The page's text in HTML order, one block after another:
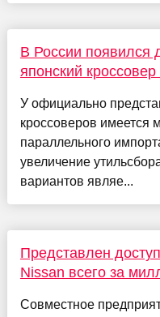
В России появился
японский
У официально
кроссоверов имеется
параллельного
увеличение
вариантов являе...
Представлен
Nissan всего за
Совместное